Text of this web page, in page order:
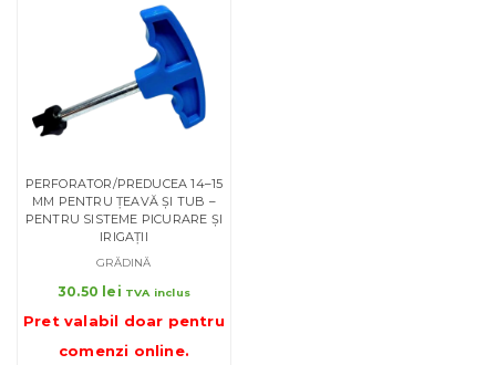
PERFORATOR/PREDUCEA 14–15
MM PENTRU ȚEAVĂ ȘI TUB –
PENTRU SISTEME PICURARE ȘI
IRIGAȚII
GRĂDINĂ
30.50 lei TVA inclus
Pret valabil doar pentru
comenzi online.